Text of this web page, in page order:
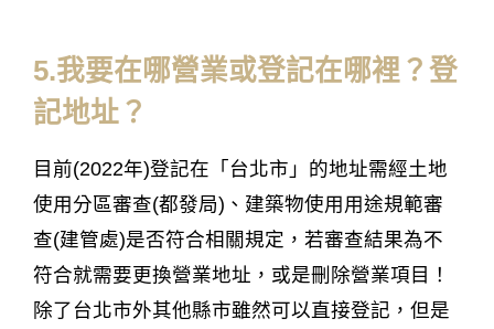
5.我要在哪營業或登記在哪裡？登
記地址？
目前(2022年)登記在「台北市」的地址需經土地
使用分區審查(都發局)、建築物使用用途規範審
查(建管處)是否符合相關規定，若審查結果為不
符合就需要更換營業地址，或是刪除營業項目！
除了台北市外其他縣市雖然可以直接登記，但是